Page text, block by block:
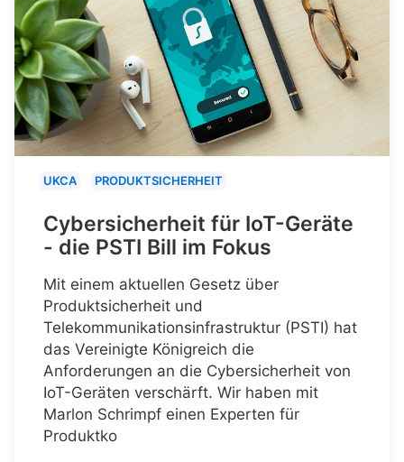
UKCA PRODUKTSICHERHEIT
Cybersicherheit für IoT-Geräte
- die PSTI Bill im Fokus
Mit einem aktuellen Gesetz über
Produktsicherheit und
Telekommunikationsinfrastruktur (PSTI) hat
das Vereinigte Königreich die
Anforderungen an die Cybersicherheit von
IoT-Geräten verschärft. Wir haben mit
Marlon Schrimpf einen Experten für
Produktko